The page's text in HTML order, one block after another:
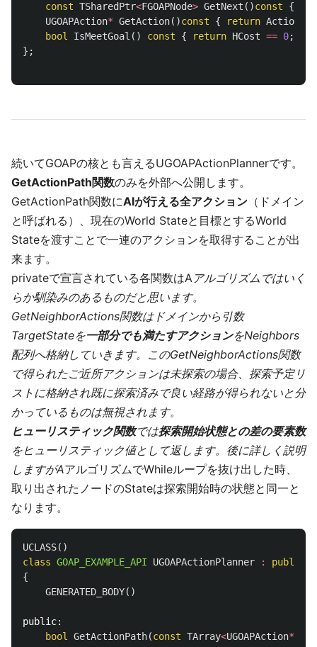
const TSharedPtr<FGOAPNode> GetNext ()const {
UGOAPAction* GetAction()const { return Action
bool
IsMeetGoal () const { return HCost == 0;
};
続いてGOAPの核とも言えるUGOAPActionPlannerです。
GetActionPath関数のみを外部へ公開します。
GetActionPath関数にAIが行える全アクション （ドメイン
と呼ばれる）、現在のWorld Stateと目標とするWorld
Stateを渡すことで一連のアクションを取得することが出
来ます。
privateで宣言されている各関数はA アルゴリズムではいく
らか馴染みのあるものだと思います。
GetNeighborActions関数はドメインから引数
TargetStateを一部分でも満たすアクションをNeighbors
配列へ格納していきます。このGetNeighborActions関数
で得られたご近所アクションは未探索の場合、探索予定リ
ストに格納され既に探索済みで良い経路が得られないと分
かっているものは無視されます。
ヒューリスティック関数では探索開始状態との差の要素数
をヒューリスティック値として返します。後に詳しく説明
しますがAアルゴリズムでWhileループを抜け出した時、
取り出されたノードのStateは探索開始時の状態と同一と
なります。
UCLASS()
class GOAP_EXAMPLE_API UGOAPActionPlanner : public
{
GENERATED_BODY()
public:
bool
GetActionPath(const TArray<UGOAPAction*>&